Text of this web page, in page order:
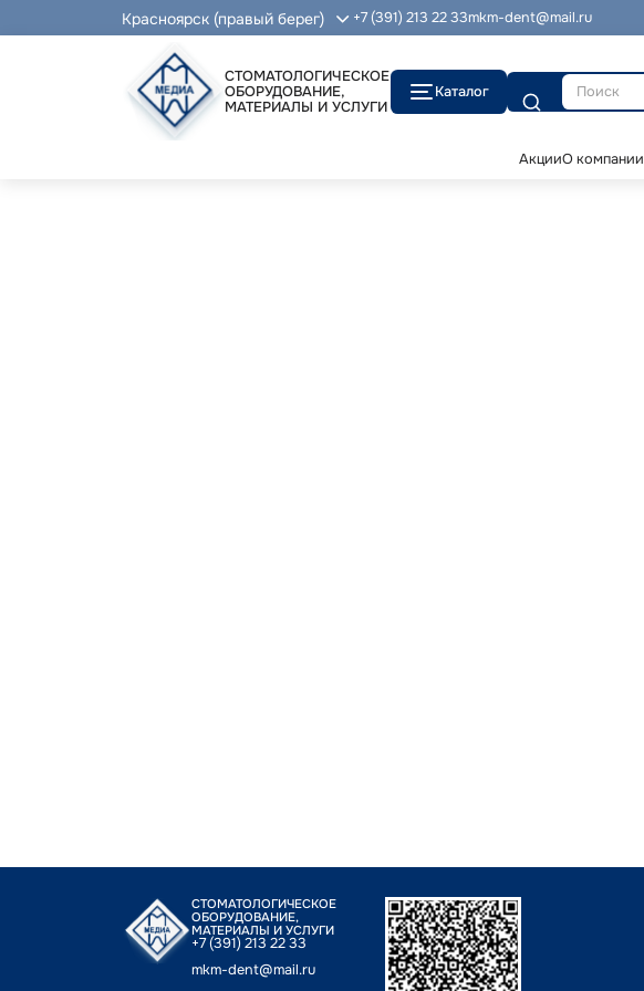
Красноярск (правый берег) +7 (391) 213 22 33mkm-dent@mail.ru
СТОМАТОЛОГИЧЕСКОЕ
ОБОРУДОВАНИЕ,
МАТЕРИАЛЫ И УСЛУГИ
Каталог
Поиск
АкцииО компании
СТОМАТОЛОГИЧЕСКОЕ
ОБОРУДОВАНИЕ,
МАТЕРИАЛЫ И УСЛУГИ
+7 (391) 213 22 33
mkm-dent@mail.ru